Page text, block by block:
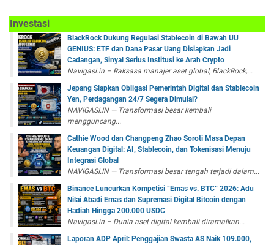
Investasi
BlackRock Dukung Regulasi Stablecoin di Bawah UU
GENIUS: ETF dan Dana Pasar Uang Disiapkan Jadi
Cadangan, Sinyal Serius Institusi ke Arah Crypto
Navigasi.in – Raksasa manajer aset global, BlackRock,...
Jepang Siapkan Obligasi Pemerintah Digital dan Stablecoin
Yen, Perdagangan 24/7 Segera Dimulai?
NAVIGASI.IN — Transformasi besar kembali
mengguncang...
Cathie Wood dan Changpeng Zhao Soroti Masa Depan
Keuangan Digital: AI, Stablecoin, dan Tokenisasi Menuju
Integrasi Global
NAVIGASI.IN — Transformasi besar tengah terjadi dalam...
Binance Luncurkan Kompetisi “Emas vs. BTC” 2026: Adu
Nilai Abadi Emas dan Supremasi Digital Bitcoin dengan
Hadiah Hingga 200.000 USDC
Navigasi.in – Dunia aset digital kembali diramaikan...
Laporan ADP April: Penggajian Swasta AS Naik 109.000,